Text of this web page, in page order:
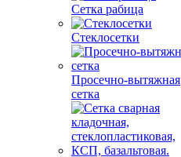
Сетка рабица
Стеклосетки
Просечно-вытяжная
сетка